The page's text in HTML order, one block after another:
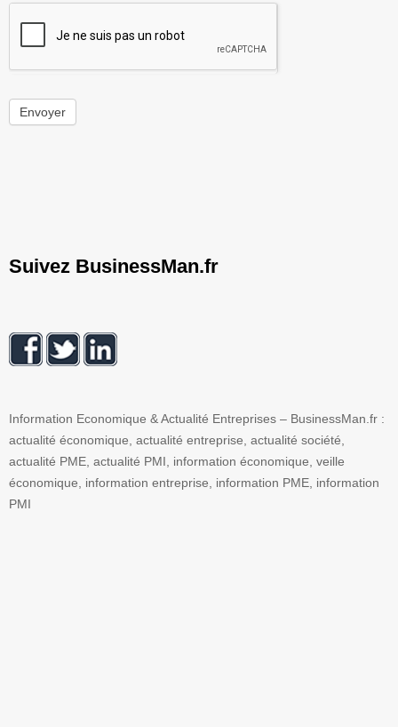
Envoyer
Suivez BusinessMan.fr
Information Economique & Actualité Entreprises – BusinessMan.fr :
actualité économique, actualité entreprise, actualité société,
actualité PME, actualité PMI, information économique, veille
économique, information entreprise, information PME, information
PMI